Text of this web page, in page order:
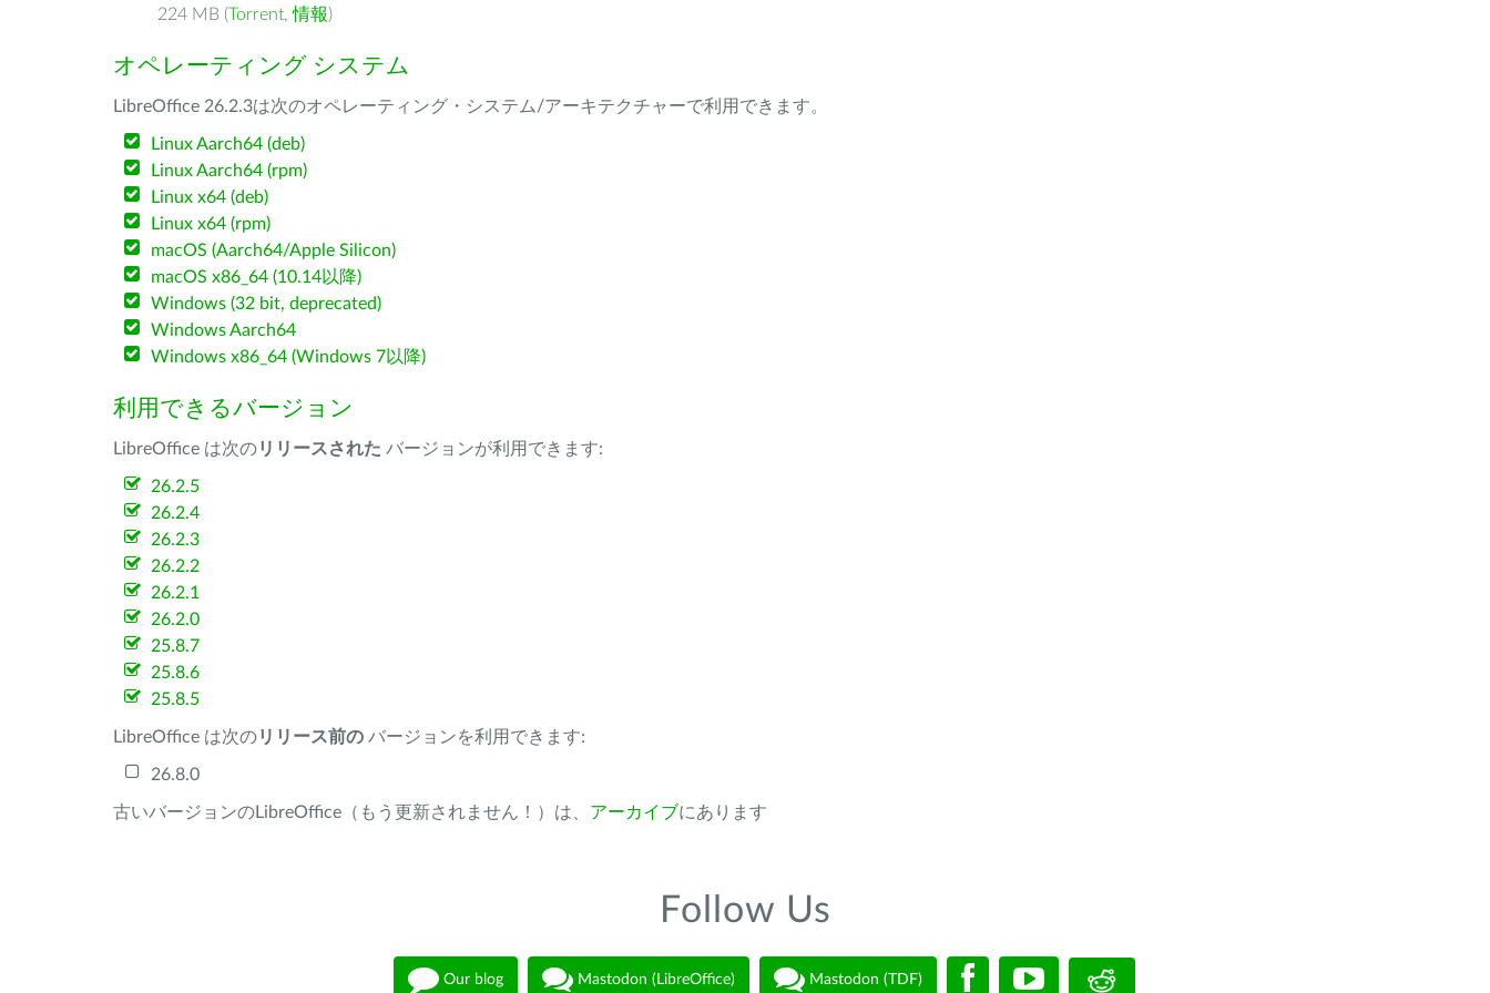
224 MB (Torrent,情報)
オペレーティング システム
LibreOffice 26.2.3は次のオペレーティング・システム/アーキテクチャーで利用できます。
Linux Aarch64 (deb)
Linux Aarch64 (rpm)
Linux x64 (deb)
Linux x64 (rpm)
macOS (Aarch64/Apple Silicon)
macOS x86_64 (10.14以降)
Windows (32 bit, deprecated)
Windows Aarch64
Windows x86_64 (Windows 7以降)
利用できるバージョン
LibreOffice は次のリリースされた バージョンが利用できます:
26.2.5
26.2.4
26.2.3
26.2.2
26.2.1
26.2.0
25.8.7
25.8.6
25.8.5
LibreOffice は次のリリース前の バージョンを利用できます:
26.8.0
古いバージョンのLibreOffice（もう更新されません！）は、 アーカイブにあります
Follow Us
Our blog Mastodon (LibreOffice) Mastodon (TDF)